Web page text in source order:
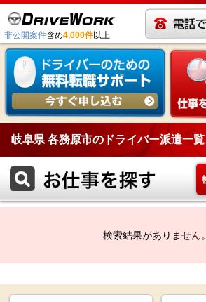
非公開案件含め4,000件以上
岐阜県 各務原市のドライバー派遣一覧
検索結果がありません。